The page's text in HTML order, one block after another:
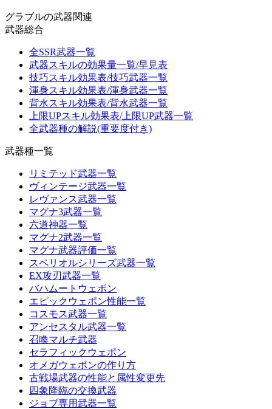
グラブルの武器関連
武器総合
全SSR武器一覧
武器スキルの効果量一覧/早見表
技巧スキル効果表/技巧武器一覧
渾身スキル効果表/渾身武器一覧
背水スキル効果表/背水武器一覧
上限UPスキル効果表/上限UP武器一覧
全武器種の解説(重要度付き)
武器種一覧
リミテッド武器一覧
ヴィンテージ武器一覧
レヴァンス武器一覧
マグナ3武器一覧
六道神器一覧
マグナ2武器一覧
マグナ武器評価一覧
スペリオルシリーズ武器一覧
EX攻刃武器一覧
バハムートウェポン
エピックウェポン性能一覧
コスモス武器一覧
アンセスタル武器一覧
召喚マルチ武器
セラフィックウェポン
オメガウェポンの作り方
古戦場武器の性能と属性変更先
四象降臨の交換武器
ジョブ専用武器一覧